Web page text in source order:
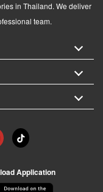
in Thailand. We deliver
team.
Application